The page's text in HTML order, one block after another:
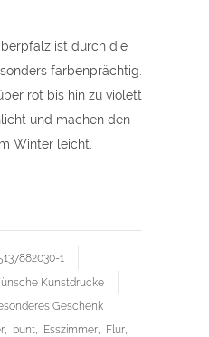
ist durch die
farbenprächtig.
rot bis hin zu violett
und machen den
Winter leicht.
1
Kunstdrucke
Geschenk
bunt Esszimmer Flur